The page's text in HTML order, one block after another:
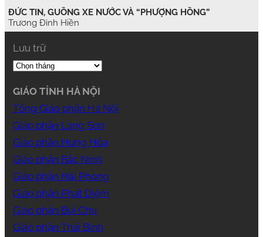
ĐỨC TIN, GUỒNG XE NƯỚC VÀ “PHƯỢNG HỒNG”
Trương Đình Hiền
Lưu trữ
GIÁO TỈNH HÀ NỘI
Tổng Giáo phận Hà Nội
Giáo phận Lạng Sơn
Giáo phận Hưng Hóa
Giáo phận Bắc Ninh
Giáo phận Hải Phòng
Giáo phận Phát Diệm
Giáo phận Bùi Chu
Giáo phận Thái Bình